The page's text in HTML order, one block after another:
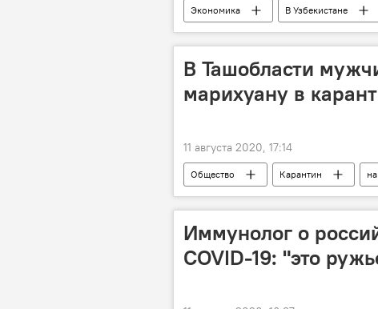
Экономика В Узбекистане
Узбекистан
Экономика
В Ташобласти
марихуану в
11 августа 2020, 17:14
Общество Карантин
Иммунолог о
COVID-19: "это